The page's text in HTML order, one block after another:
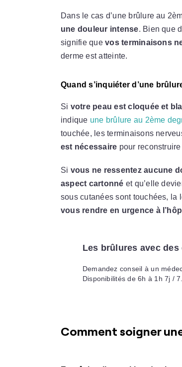
Dans le cas d’une brûlure au
une douleur intense. Bien que
signifie quevos terminaisons
derme est atteinte.
Quand s’inquiéter d’une
Si votre peau est cloquée et
indique une brûlure au 2ème
touchée, les terminaisons
est nécessaire pour
Si vous ne ressentez aucune
aspect cartonné et qu’elle
sous cutanées sont touchées, la
vous rendre en urgence à
Les brûlures avec
Demandez conseil à un
Disponibilités de 6h à 1h 7j / 7.
Comment soigner